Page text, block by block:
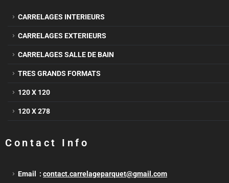
CARRELAGES INTERIEURS
CARRELAGES EXTERIEURS
CARRELAGES SALLE DE BAIN
TRES GRANDS FORMATS
120 X 120
120 X 278
Contact Info
Email : contact.carrelageparquet@gmail.com